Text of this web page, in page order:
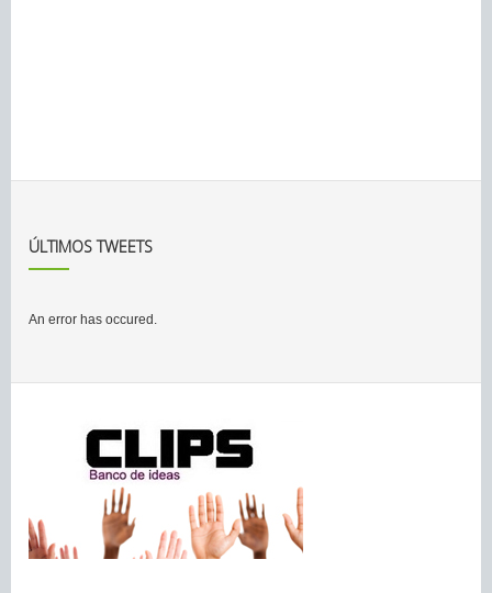
ÚLTIMOS TWEETS
An error has occured.